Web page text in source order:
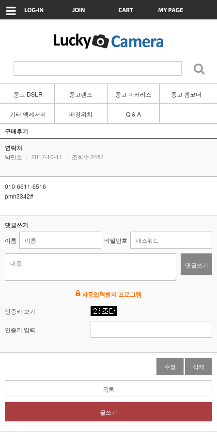
중고 DSLR 중고렌즈 중고 미러리스 중고 캠코더
기타 액세서리 매장위치 Q & A
구매후기
연락처
박만호 | 2017-10-11 | 조회수 2464
010-6611-6516
pmh3342#
댓글쓰기
이름 비밀번호
댓글쓰기
자동입력방지 프로그램
인증키 보기
인증키 입력
수정 삭제
목록
글쓰기